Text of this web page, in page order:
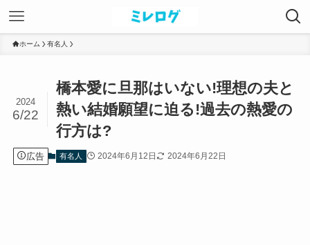
ホーム 有名人
橋本愛に旦那はいない!理想の夫と
熱い結婚願望に迫る!過去の熱愛の
行方は?
2024
6/22
広告 有名人 2024年6月12日 2024年6月22日